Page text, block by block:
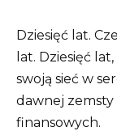
Dziesięć lat.
lat. Dziesięć
swoją sieć w
dawnej
finansowych.